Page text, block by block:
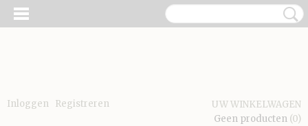
Inloggen Registreren
UW WINKELWAGEN
Geen producten (0)